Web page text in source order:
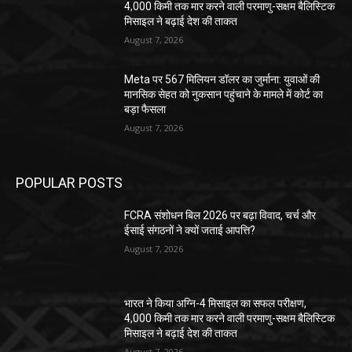
4,000 किमी तक मार करने वाली परमाणु-सक्षम बैलिस्टिक
मिसाइल ने बढ़ाई देश की ताकत
August 7, 2026
Meta पर 567 मिलियन डॉलर का जुर्माना: युवाओं की
मानसिक सेहत को नुकसान पहुंचाने के मामले में कोर्ट का
बड़ा फैसला
August 7, 2026
POPULAR POSTS
FCRA संशोधन बिल 2026 पर बढ़ा विवाद, चर्च और
ईसाई संगठनों ने क्यों जताई आपत्ति?
August 7, 2026
भारत ने किया अग्नि-4 मिसाइल का सफल परीक्षण,
4,000 किमी तक मार करने वाली परमाणु-सक्षम बैलिस्टिक
मिसाइल ने बढ़ाई देश की ताकत